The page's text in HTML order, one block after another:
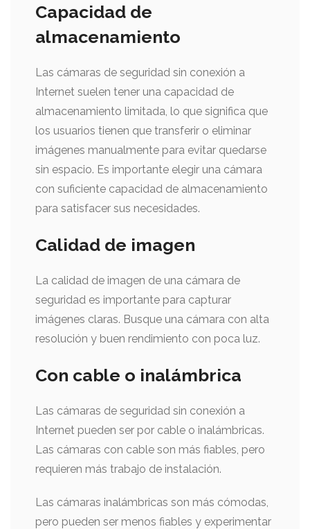
Capacidad de
almacenamiento
Las cámaras de seguridad sin conexión a
Internet suelen tener una capacidad de
almacenamiento limitada, lo que significa que
los usuarios tienen que transferir o eliminar
imágenes manualmente para evitar quedarse
sin espacio. Es importante elegir una cámara
con suficiente capacidad de almacenamiento
para satisfacer sus necesidades.
Calidad de imagen
La calidad de imagen de una cámara de
seguridad es importante para capturar
imágenes claras. Busque una cámara con alta
resolución y buen rendimiento con poca luz.
Con cable o inalámbrica
Las cámaras de seguridad sin conexión a
Internet pueden ser por cable o inalámbricas.
Las cámaras con cable son más fiables, pero
requieren más trabajo de instalación.
Las cámaras inalámbricas son más cómodas,
pero pueden ser menos fiables y experimentar